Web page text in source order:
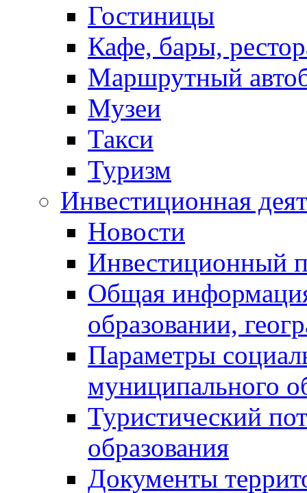
Гостиницы
Кафе, бары,
Маршрутный
Музеи
Такси
Туризм
Инвестиционная
Новости
Инвестиционный
Общая
образовании,
Параметры
муниципального
Туристический
образования
Документы